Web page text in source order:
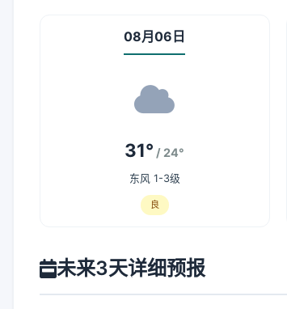
08月06日
31° / 24°
东风 1-3级
良
未来3天详细预报